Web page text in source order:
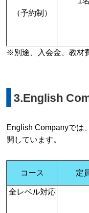
（予約制）
※別途、入会金、教材
3.English
English Companyでは
開しています。
コース 定
全レベル対応